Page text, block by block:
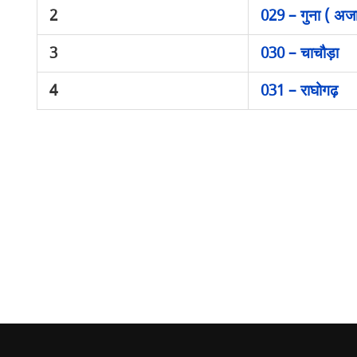
2
029 – गुना (
3
030 – चाचौड़ा
4
031 – राघोगढ़